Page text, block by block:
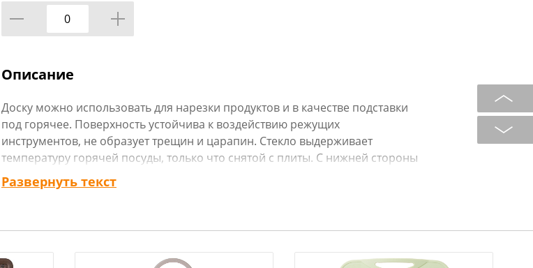
Описание
Доску можно использовать для нарезки продуктов и в качестве подставки
под горячее. Поверхность устойчива к воздействию режущих
инструментов, не образует трещин и царапин. Стекло выдерживает
температуру горячей посуды, только что снятой с плиты. С нижней стороны
расположены пластиковые ножки, предотвращающие скольжение и
обеспечивающие термоизоляцию. Перед первым применением и после
Изготовлено из стекла. Размер 18х18 см.
Развернуть текст